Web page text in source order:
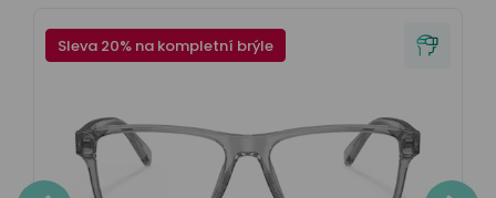
Sleva 20% na kompletní brýle